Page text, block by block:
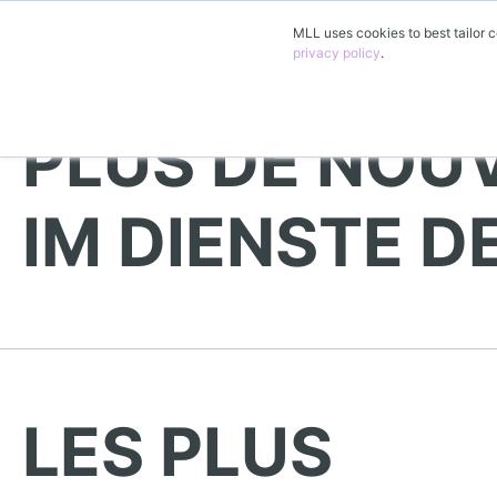
MLL uses cookies to best tailor
privacy policy.
PLUS DE
IM DIENSTE
LES PLUS